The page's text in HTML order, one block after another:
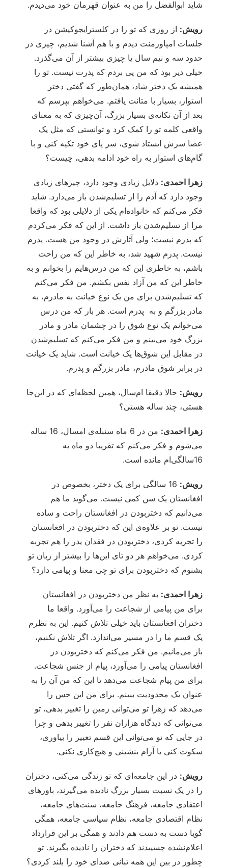
شاید ابوالفضل را من به عنوان قهرمان خود می‌دیدم.
رویش: از روزی که تو را در کلسترایجوکیشن در
جلسات امپاورمنت دیدم و با هم آشنا شدیم، چیزی در
حدود سه و نیم سال یا چیزی بیشتر از آن می‌گذرد.
خیلی دیر بود که من پی بردم که پدرت نیست. تو را
همیشه یک دختر شاد، همان‌طور که گفتی دختر
استوار، بسیار با متانت یافتم. می‌خواهم بپرسم که
بعد از آن تکانه‌ی بسیار بزرگ، آن‌چیزی که به معنای
واقعی کلمه تو را کمک کرد و توانستی که مثل یک
عصا سرش ایستاد شوی، سر پای خود تکیه کنی و با
گام‌های استوار به راه خود ادامه بدهی، چیست؟
زهرا احمدی: دلایل زیادی وجود دارد، چیزهای زیادی
وجود دارد که آدم را از تسلیم‌شدن باز می‌دارد. شاید
فکر می‌کنم که خانواده‌ام یکی از دلایلی بود که واقعا
مرا از تسلیم‌شدن باز داشت. از این که فکر می‌کردم
که پدرم نیست؛ ولی آثارش در وجود من هست. پدرم
نیست. پدرم شهید شد، به خاطر این که من راحت
باشم، به خاطری این که من درس‌هایم را بخوانم و به
خاطر این که من آزاد نفس بکشم. من فکر می‌کنم
که تسلیم‌شدن برای من یک نوع خیانت به مادرم، به
مادر بزرگم و به پدرم است. هر بار که من درس
می‌خوانم یک نوع شوق را در چشمان مادر و مادر
بزرگ خود می‌بینم و من فکر می‌کنم که تسلیم‌شدن
در مقابل این شوق‌ها یک خیانت است. شاید یک خیانت
در برابر شوق مادرم، مادر بزرگم و پدرم.
رویش: حالا دقیقا ام‌سال، همین لحظه‌ای که در این‌جا
هستی، چند ساله هستی؟
زهرا احمدی:
من در 6 ماه سنبله‌ی امسال، 16 ساله
می‌شوم و فکر می‌کنم که تقریبا دو ماه به
16سالگی‌ام مانده است.
رویش:
16 سالگی برای یک دختر، بخصوص در
افغانستان یک سن کمی نیست. می‌گوید ما هم
می‌دانیم که دختربودن در افغانستان راحت و ساده
نیست. تو بر علاوه‌ی این که دختربودن در افغانستان
را تجربه کردی، دختربودن در فقدان پدر را هم تجربه
کردی. می‌خواهم هر دو تای این‌ها را بیشتر از زبان تو
بشنوم که دختربودن برای تو چی معنا و پیامی دارد؟
زهرا احمدی: به نظر من دختربودن در افغانستان
برای من پیامی از شجاعت را می‌آورد. واقعا ما
دختران افغانستان باید خیلی تلاش کنیم. این به نظرم
یک قسم ما را در مسیر می‌اندازد. اگر تلاش نکنیم،
باز می‌مانیم. من فکر می‌کنم که دختربودن در
افغانستان پیامی را می‌آورد، پیام از جنس شجاعت.
برای من پیام شجاعت می‌دهد تا این که من آن را به
عنوان یک محدودیت ببینم. برای من این حس را
می‌دهد که زهرا تو می‌توانی زمین را تغییر بدهی، تو
می‌توانی که دیدگاه هزاران نفر را تغییر بدهی و چرا
در جایی که تو می‌توانی این قسم تغییر را بیاوری،
سکوت کنی یا آرام بنشینی و هیچ‌کاری نکنی.
رویش: در این جامعه‌ای که تو زندگی می‌کنی، دختران
را در یک نسبت بسیار بزرگ نادیده می‌گیرند، باورهای
اعتقادی جامعه، فرهنگ جامعه، سنت‌های جامعه،
نظام اقتصادی جامعه، نظام سیاسی جامعه، همگی
گویا دست به دست هم دادند و همگی بر این قرارداد
اعلام‌نشده چسپیدند که دختران را نادیده بگیرند. تو
چطور در بین این همه تبانی صدای خود را بلند کردی؟